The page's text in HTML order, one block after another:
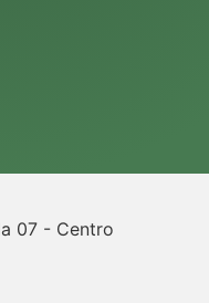
07 - Centro